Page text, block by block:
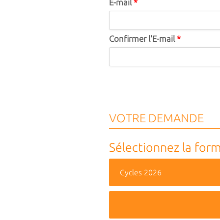
E-mail*
Confirmer l'E-mail*
VOTRE DEMANDE
Sélectionnez la